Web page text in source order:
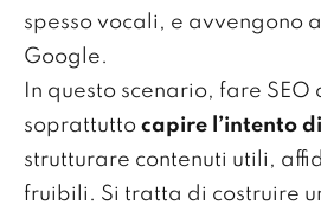
spesso vocali, e avvengono
Google.
In questo scenario, fare SEO
soprattutto capire l’intento
strutturare contenuti utili,
fruibili. Si tratta di costruire